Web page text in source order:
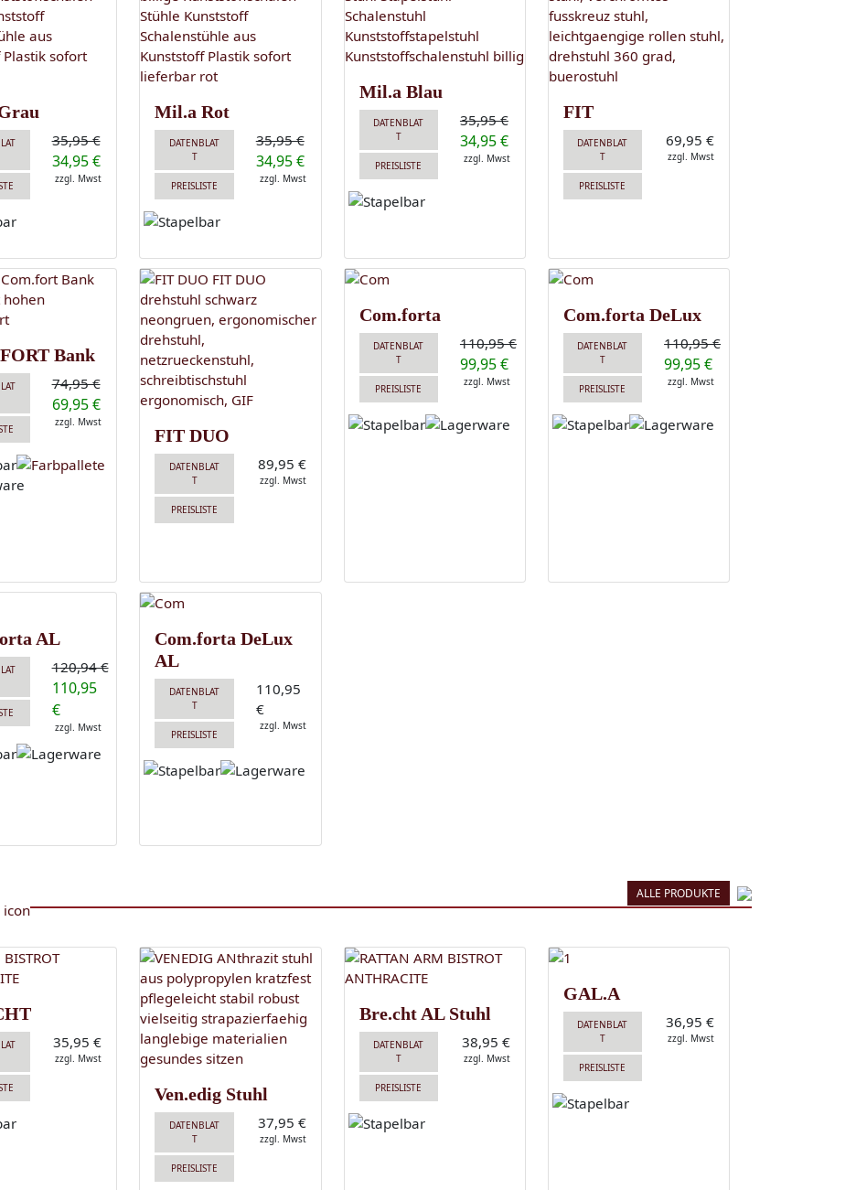
35,95 €
34,95 €
zzgl. Mwst
Mil.a Rot
DATENBLAT
T
PREISLISTE
35,95 €
34,95 €
zzgl. Mwst
Mil.a Blau
DATENBLAT
T
PREISLISTE
35,95 €
34,95 €
zzgl. Mwst
FIT
DATENBLAT
T
PREISLISTE
69,95 €
zzgl. Mwst
Bank
74,95 €
69,95 €
zzgl. Mwst
FIT DUO
DATENBLAT
T
PREISLISTE
89,95 €
zzgl. Mwst
Com.forta
DATENBLAT
T
PREISLISTE
110,95 €
99,95 €
zzgl. Mwst
Com.forta DeLux
DATENBLAT
T
PREISLISTE
110,95 €
99,95 €
zzgl. Mwst
AL
120,94 €
110,95
€
zzgl. Mwst
Com.forta DeLux
AL
DATENBLAT
T
PREISLISTE
110,95
€
zzgl. Mwst
ALLE PRODUKTE
35,95 €
zzgl. Mwst
Ven.edig Stuhl
DATENBLAT
T
PREISLISTE
37,95 €
zzgl. Mwst
Bre.cht AL Stuhl
DATENBLAT
T
PREISLISTE
38,95 €
zzgl. Mwst
GAL.A
DATENBLAT
T
PREISLISTE
36,95 €
zzgl. Mwst